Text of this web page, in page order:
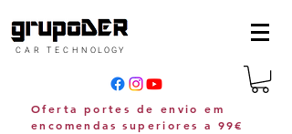
C A R T E C H N O L O G Y
Oferta portes de envio em
encomendas superiores a 99€